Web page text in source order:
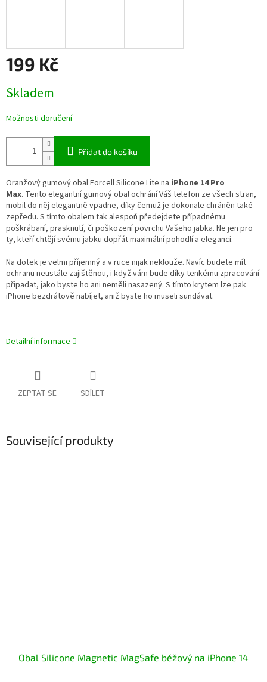
199 Kč
cena:
Skladem
Možnosti doručení
Přidat do košíku
Oranžový gumový obal Forcell Silicone Lite na iPhone 14 Pro
Max. Tento elegantní gumový obal ochrání Váš telefon ze všech stran,
mobil do něj elegantně vpadne, díky čemuž je dokonale chráněn také
zepředu. S tímto obalem tak alespoň předejdete případnému
poškrábaní, prasknutí, či poškozenípovrchu Vašeho jabka. Ne jen pro
ty, kteří chtějí svému jabku dopřát maximální pohodlí a eleganci.
Na dotek je velmi příjemný a v ruce nijak neklouže. Navíc budete mít
ochranu neustále zajištěnou, i když vám bude díky tenkému zpracování
připadat, jako byste ho ani neměli nasazený. S tímto krytem lze pak
iPhone bezdrátově nabíjet, aniž byste ho museli sundávat.
Detailní informace
ZEPTAT SE SDÍLET
Související produkty
Obal Silicone Magnetic MagSafe béžový na iPhone 14